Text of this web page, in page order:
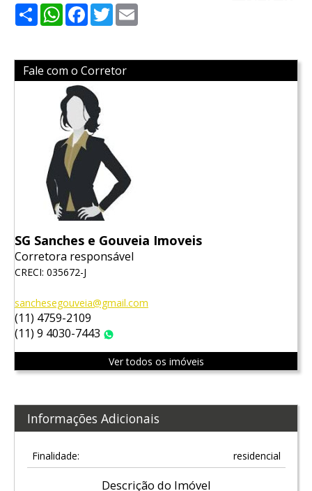
ShareWhatsApp
Facebook
Twitter
Fale com o Corretor
SG Sanches e Gouveia Imoveis
Corretora responsável
CRECI: 035672-J
sanchesegouveia@gmail.com
(11) 4759-2109
(11) 9 4030-7443
Ver todos os imóveis
Informações Adicionais
Finalidade: residencial
Descrição do Imóvel